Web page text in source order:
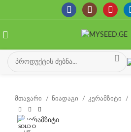
მთავარი ნიადაგი კერამზიტი
SOLD O